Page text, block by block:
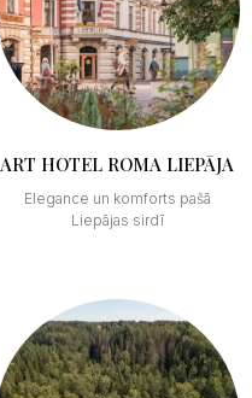
ART HOTEL ROMA LIEPĀJA
Elegance un komforts pašā
Liepājas sirdī